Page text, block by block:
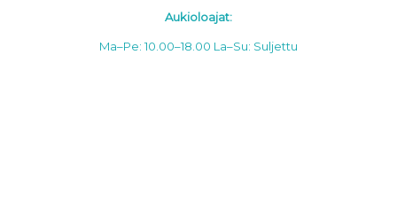
Aukioloajat:
Ma–Pe: 10.00–18.00 La–Su: Suljettu